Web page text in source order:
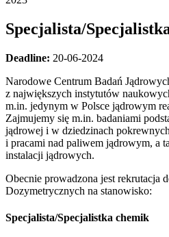
Specjalista/
Deadline: 20-06-2024
Narodowe Centrum Badań
z największych instytutów
m.in. jedynym w Polsce jądrowym
Zajmujemy się m.in. badaniami
jądrowej i w dziedzinach
i pracami nad paliwem jądrowym, a
instalacji jądrowych.
Obecnie prowadzona jest rekrutacja
Dozymetrycznych na stanowisko:
Specjalista/Specjalistka chemik